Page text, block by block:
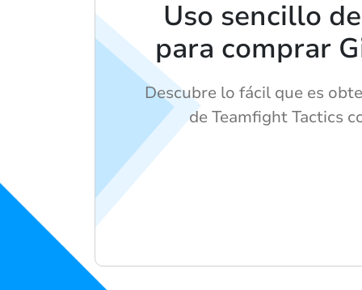
Uso sencillo
para comprar
Descubre lo fácil que es
de Teamfight Tactics